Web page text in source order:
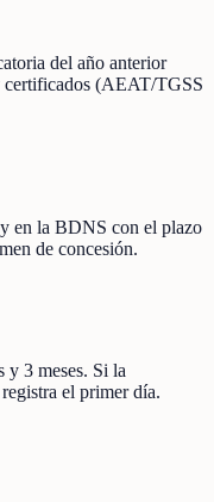
del año anterior
certificados (AEAT/TGSS
en la BDNS con el plazo
de concesión.
y 3 meses. Si la
el primer día.